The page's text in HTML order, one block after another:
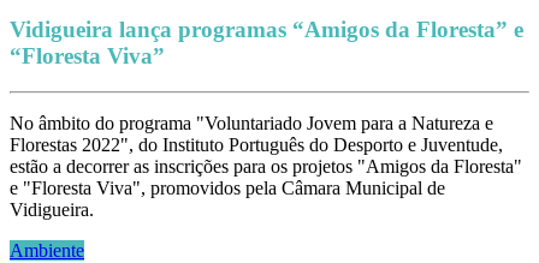
Vidigueira lança programas “Amigos da Floresta” e
“Floresta Viva”
No âmbito do programa "Voluntariado Jovem para a Natureza e
Florestas 2022", do Instituto Português do Desporto e Juventude,
estão a decorrer as inscrições para os projetos "Amigos da Floresta"
e "Floresta Viva", promovidos pela Câmara Municipal de
Vidigueira.
Ambiente